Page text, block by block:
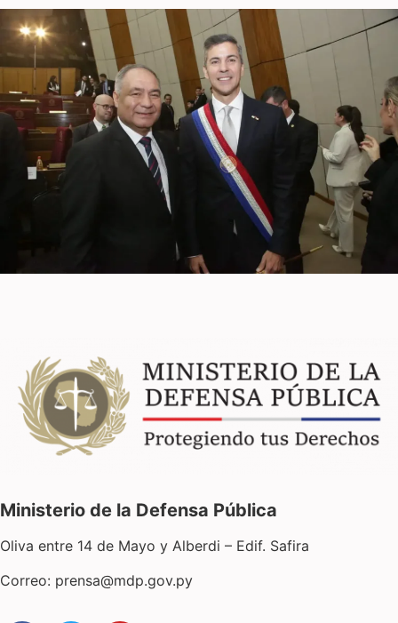
Ministerio de la Defensa Pública
Oliva entre 14 de Mayo y Alberdi – Edif. Safira
Correo: prensa@mdp.gov.py